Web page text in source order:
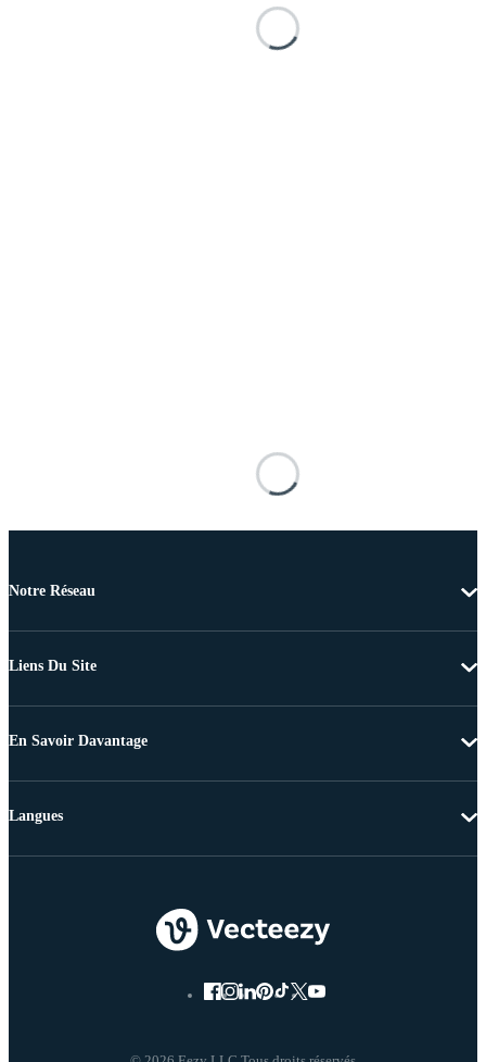
Notre Réseau
Liens Du Site
En Savoir Davantage
Langues